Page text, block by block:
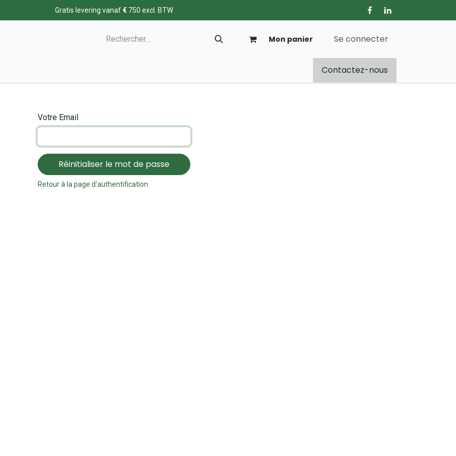
Gratis levering vanaf€ 750 excl. BTW
Mon panier Se connecter
Contactez-nous
Votre Email
Réinitialiser le mot de passe
Retour à la page d'authentification